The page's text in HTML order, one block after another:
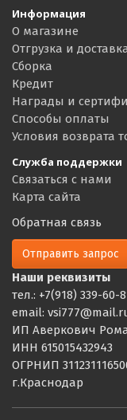
Информация
О магазине
Отгрузка и
Сборка
Кредит
Награды и
Способы оплаты
Условия возврата
Служба поддержки
Связаться с нами
Карта сайта
Обратная связь
Отправить запрос
Наши реквизиты
тел.: +7(918) 339-60-
email:
ИП Аверкович
ИНН 615015432943
ОГРНИП
г.Краснодар